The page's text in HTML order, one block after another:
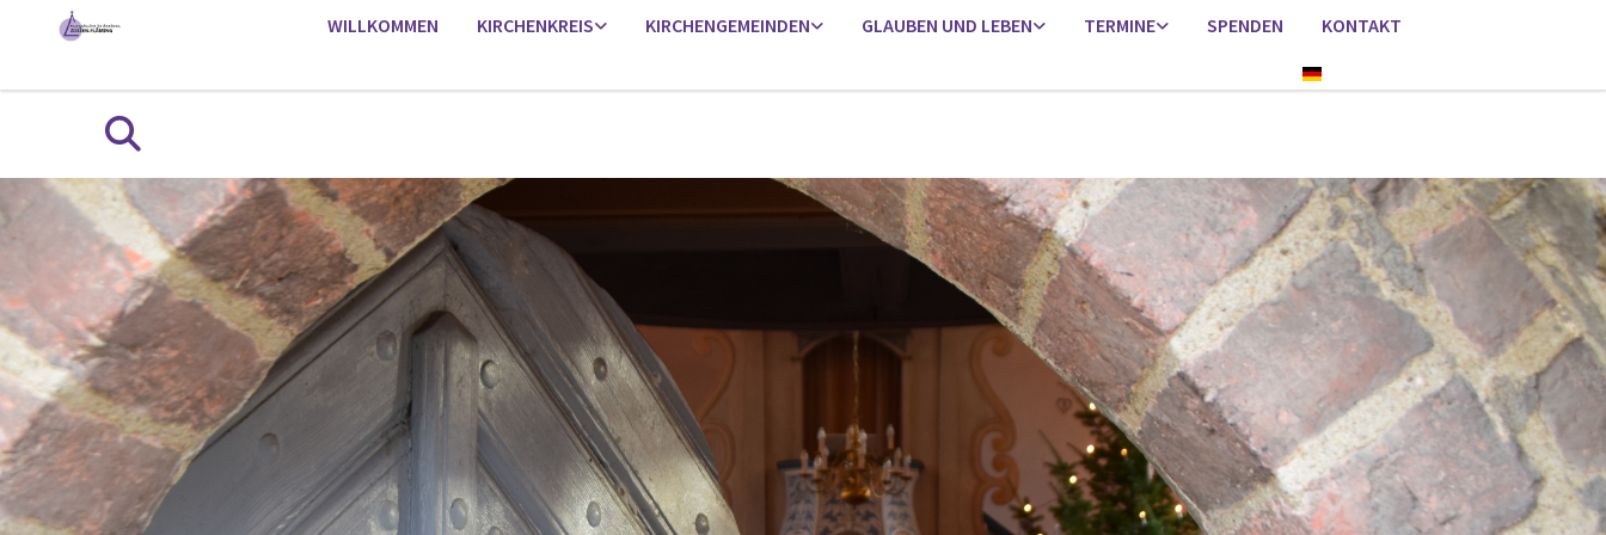
WILLKOMMEN KIRCHENKREIS KIRCHENGEMEINDEN GLAUBEN UND LEBEN TERMINE SPENDEN KONTAKT